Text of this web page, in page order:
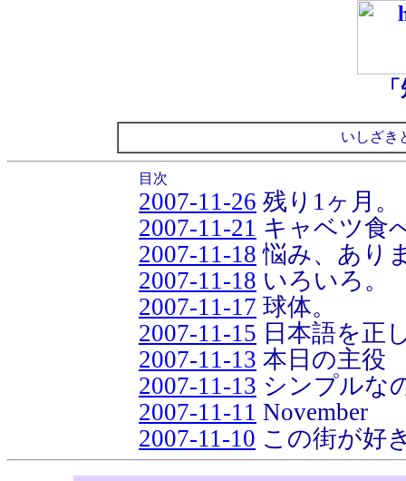
いしざき
目次
2007-11-26 残り1ヶ月。
2007-11-21 キャベツ食
2007-11-18 悩み、あり
2007-11-18 いろいろ。
2007-11-17 球体。
2007-11-15 日本語を正
2007-11-13 本日の主役
2007-11-13 シンプルな
2007-11-11 November
2007-11-10 この街が好